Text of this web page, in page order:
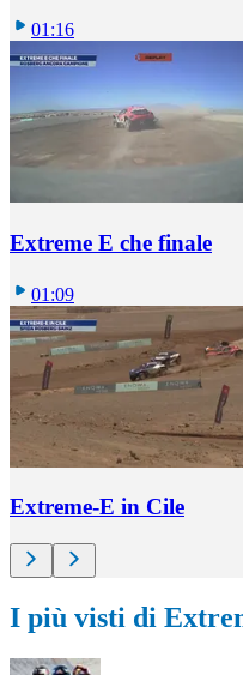
01:16
Extreme E che finale
01:09
Extreme-E in Cile
I più visti di